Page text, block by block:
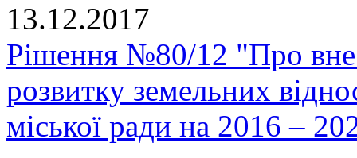
13.12.2017
Рішення №80/12 "Про
розвитку земельних
міської ради на 2016 –